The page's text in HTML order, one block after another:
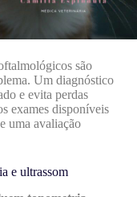
são
Um diagnóstico
e evita perdas
exames disponíveis
uma avaliação
e ultrassom